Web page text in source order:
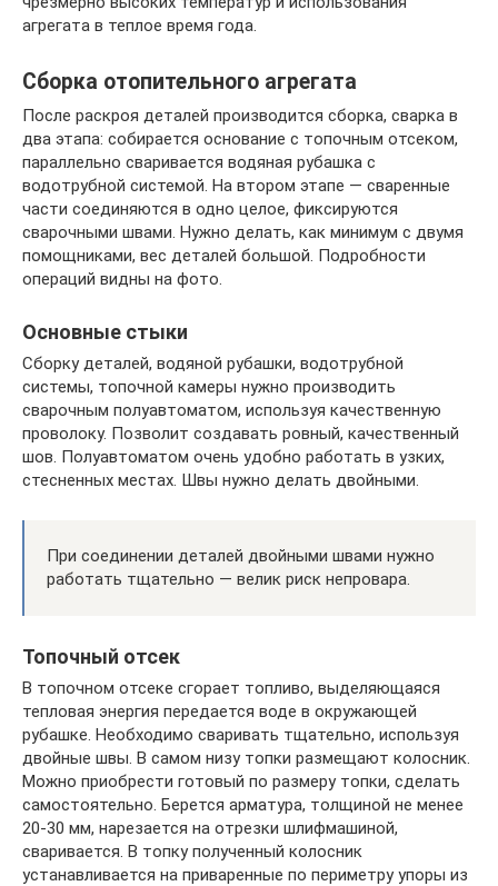
агрегата в теплое время года.
Сборка отопительного агрегата
После раскроя деталей производится сборка, сварка в
два этапа: собирается основание с топочным отсеком,
параллельно сваривается водяная рубашка с
водотрубной системой. На втором этапе — сваренные
части соединяются в одно целое, фиксируются
сварочными швами. Нужно делать, как минимум с двумя
помощниками, вес деталей большой. Подробности
операций видны на фото.
Основные стыки
Сборку деталей, водяной рубашки, водотрубной
системы, топочной камеры нужно производить
сварочным полуавтоматом, используя качественную
проволоку. Позволит создавать ровный, качественный
шов. Полуавтоматом очень удобно работать в узких,
стесненных местах. Швы нужно делать двойными.
При соединении деталей двойными швами нужно
работать тщательно — велик риск непровара.
Топочный отсек
В топочном отсеке сгорает топливо, выделяющаяся
тепловая энергия передается воде в окружающей
рубашке. Необходимо сваривать тщательно, используя
двойные швы. В самом низу топки размещают колосник.
Можно приобрести готовый по размеру топки, сделать
самостоятельно. Берется арматура, толщиной не менее
20-30 мм, нарезается на отрезки шлифмашиной,
сваривается. В топку полученный колосник
устанавливается на приваренные по периметру упоры из